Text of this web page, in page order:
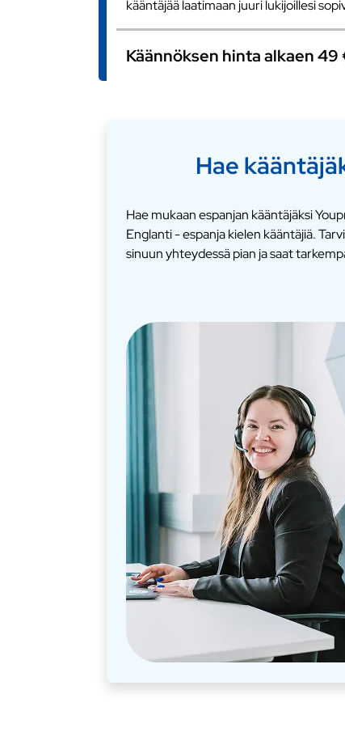
kääntäjää laatimaan juuri lukijoillesi
Käännöksen hinta alkaen
Hae
Hae mukaan espanjan kääntäjäksi
Englanti - espanja kielen kääntäjiä.
sinuun yhteydessä pian ja saat